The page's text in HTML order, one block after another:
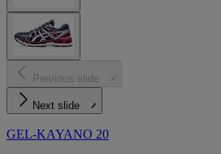
Previous slide
Next slide
GEL-KAYANO 20